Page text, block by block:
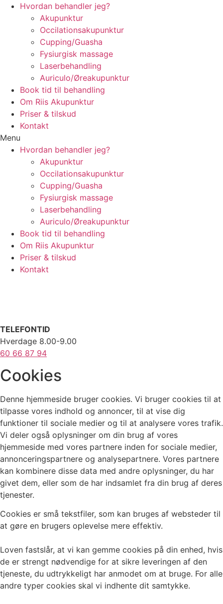
VidereHvordan behandler jeg?
Akupunktur
Occilationsakupunktur
Cupping/Guasha
Fysiurgisk massage
Laserbehandling
Auriculo/Øreakupunktur
Book tid til behandling
Om Riis Akupunktur
Priser & tilskud
Kontakt
Menu
Hvordan behandler jeg?
Akupunktur
Occilationsakupunktur
Cupping/Guasha
Fysiurgisk massage
Laserbehandling
Auriculo/Øreakupunktur
Book tid til behandling
Om Riis Akupunktur
Priser & tilskud
Kontakt
TELEFONTID
Hverdage 8.00-9.00
60 66 87 94
Cookies
Denne hjemmeside bruger cookies. Vi bruger cookies til at
tilpasse vores indhold og annoncer, til at vise dig
funktioner til sociale medier og til at analysere vores trafik.
Vi deler også oplysninger om din brug af vores
hjemmeside med vores partnere inden for sociale medier,
annonceringspartnere og analysepartnere. Vores partnere
kan kombinere disse data med andre oplysninger, du har
givet dem, eller som de har indsamlet fra din brug af deres
tjenester.
Cookies er små tekstfiler, som kan bruges af websteder til
at gøre en brugers oplevelse mere effektiv.
Loven fastslår, at vi kan gemme cookies på din enhed, hvis
de er strengt nødvendige for at sikre leveringen af den
tjeneste, du udtrykkeligt har anmodet om at bruge. For alle
andre typer cookies skal vi indhente dit samtykke.